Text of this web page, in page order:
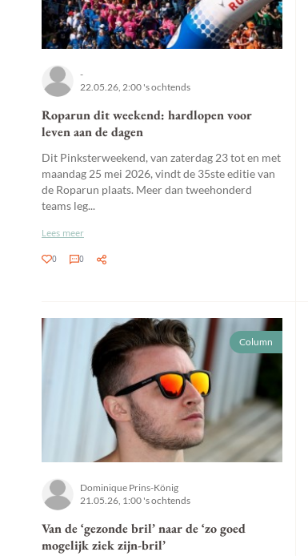
-
22.05.26, 2:00 's ochtends
Roparun dit weekend: hardlopen voor
leven aan de dagen
Dit Pinksterweekend, van zaterdag 23 tot en met
maandag 25 mei 2026, vindt de 35ste editie van
de Roparun plaats. Meer dan tweehonderd
teams leg...
Lees meer
0 0
Column
Dominique Prins-König
21.05.26, 1:00 's ochtends
Van de ‘gezonde bril’ naar de ‘zo goed
mogelijk ziek zijn-bril’